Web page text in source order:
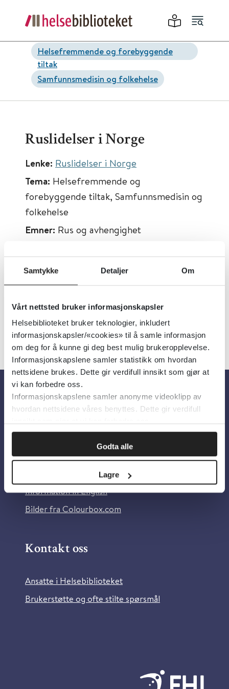
Samtykke Detaljer Om
Vårt nettsted bruker informasjonskapsler
Helsebiblioteket bruker teknologier, inkludert
informasjonskapsler/«cookies» til å samle informasjon
om deg for å kunne gi deg best mulig brukeropplevelse.
Informasjonskapslene samler statistikk om hvordan
nettsidene brukes. Dette gir verdifull innsikt som gjør at
vi kan forbedre oss.
Informasjonskapslene samler anonyme videoklipp av
hvordan nettsidene våres benyttes. Dette gir verdifull
Godta alle
Lagre
Helsefremmende og forebyggende
tiltak
Samfunnsmedisin og folkehelse
Ruslidelser i Norge
Lenke: Ruslidelser i Norge
Tema: Helsefremmende og
forebyggende tiltak, Samfunnsmedisin og
folkehelse
Emner: Rus og avhengighet
Utgiver: Folkehelseinstituttet (FHI)
Språk:Norsk
Om oss
Personvern og informasjonskapsler
Tilgjengelighetserklæring
Information in English
Bilder fra Colourbox.com
Kontakt oss
Ansatte i Helsebiblioteket
Brukerstøtte og ofte stilte spørsmål